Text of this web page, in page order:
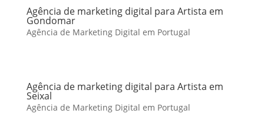
Agência de marketing digital para Artista em
Gondomar
Agência de Marketing Digital em Portugal
Agência de marketing digital para Artista em
Seixal
Agência de Marketing Digital em Portugal